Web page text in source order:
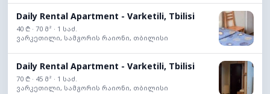
Daily Rental Apartment - Varketili, Tbilisi
40 ₾ · 70 მ² · 1 საძ.
ვარკეთილი, სამგორის რაიონი, თბილისი
Daily Rental Apartment - Varketili, Tbilisi
70 ₾ · 45 მ² · 1 საძ.
ვარკეთილი, სამგორის რაიონი, თბილისი